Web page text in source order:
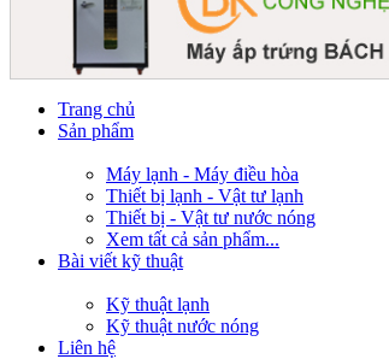
Trang chủ
Sản phẩm
Máy lạnh - Máy điều hòa
Thiết bị lạnh - Vật tư lạnh
Thiết bị - Vật tư nước nóng
Xem tất cả sản phẩm...
Bài viết kỹ thuật
Kỹ thuật lạnh
Kỹ thuật nước nóng
Liên hệ